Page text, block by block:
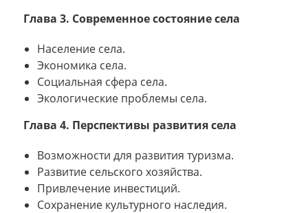
Глава 3. Современное состояние села
Население села.
Экономика села.
Социальная сфера села.
Экологические проблемы села.
Глава 4. Перспективы развития села
Возможности для развития туризма.
Развитие сельского хозяйства.
Привлечение инвестиций.
Сохранение культурного наследия.